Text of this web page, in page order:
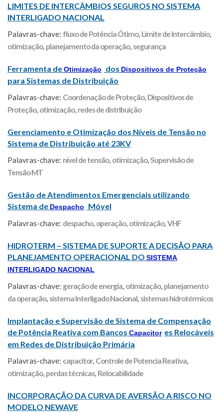
LIMITES DE INTERCÂMBIOS SEGUROS NO SISTEMA
INTERLIGADO NACIONAL
Palavras-chave: fluxo de Potência Ótimo, Limite de Intercâmbio,
otimização, planejamento da operação, segurança
Ferramenta deOtimização dos Dispositivos de Proteção
para Sistemas de Distribuição
Palavras-chave: Coordenação de Proteção, Dispositivos de
Proteção, otimização, redes de distribuição
Gerenciamento e Otimização dos Níveis de Tensão no
Sistema de Distribuição até 23KV
Palavras-chave: nível de tensão, otimização,Supervisão de
Tensão MT
Gestão de Atendimentos Emergenciais utilizando
Sistema de Despacho Móvel
Palavras-chave: despacho, operação, otimização,VHF
HIDROTERM – SISTEMA DE SUPORTE A DECISÃO PARA
PLANEJAMENTO OPERACIONAL DO SISTEMA
INTERLIGADO NACIONAL
Palavras-chave: geração de energia, otimização, planejamento
da operação, sistema Interligado Nacional, sistemas hidrotérmicos
Implantação e Supervisão de Sistema de Compensação
de Potência Reativa com Bancos Capacitor es Relocáveis
em Redes de Distribuição Primária
Palavras-chave: capacitor, Controle de Potencia Reativa,
otimização, perdas técnicas, Relocabilidade
INCORPORAÇÃO DA CURVA DE AVERSÃO A RISCO NO
MODELO NEWAVE